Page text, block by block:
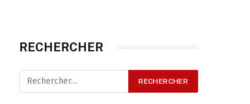
RECHERCHER